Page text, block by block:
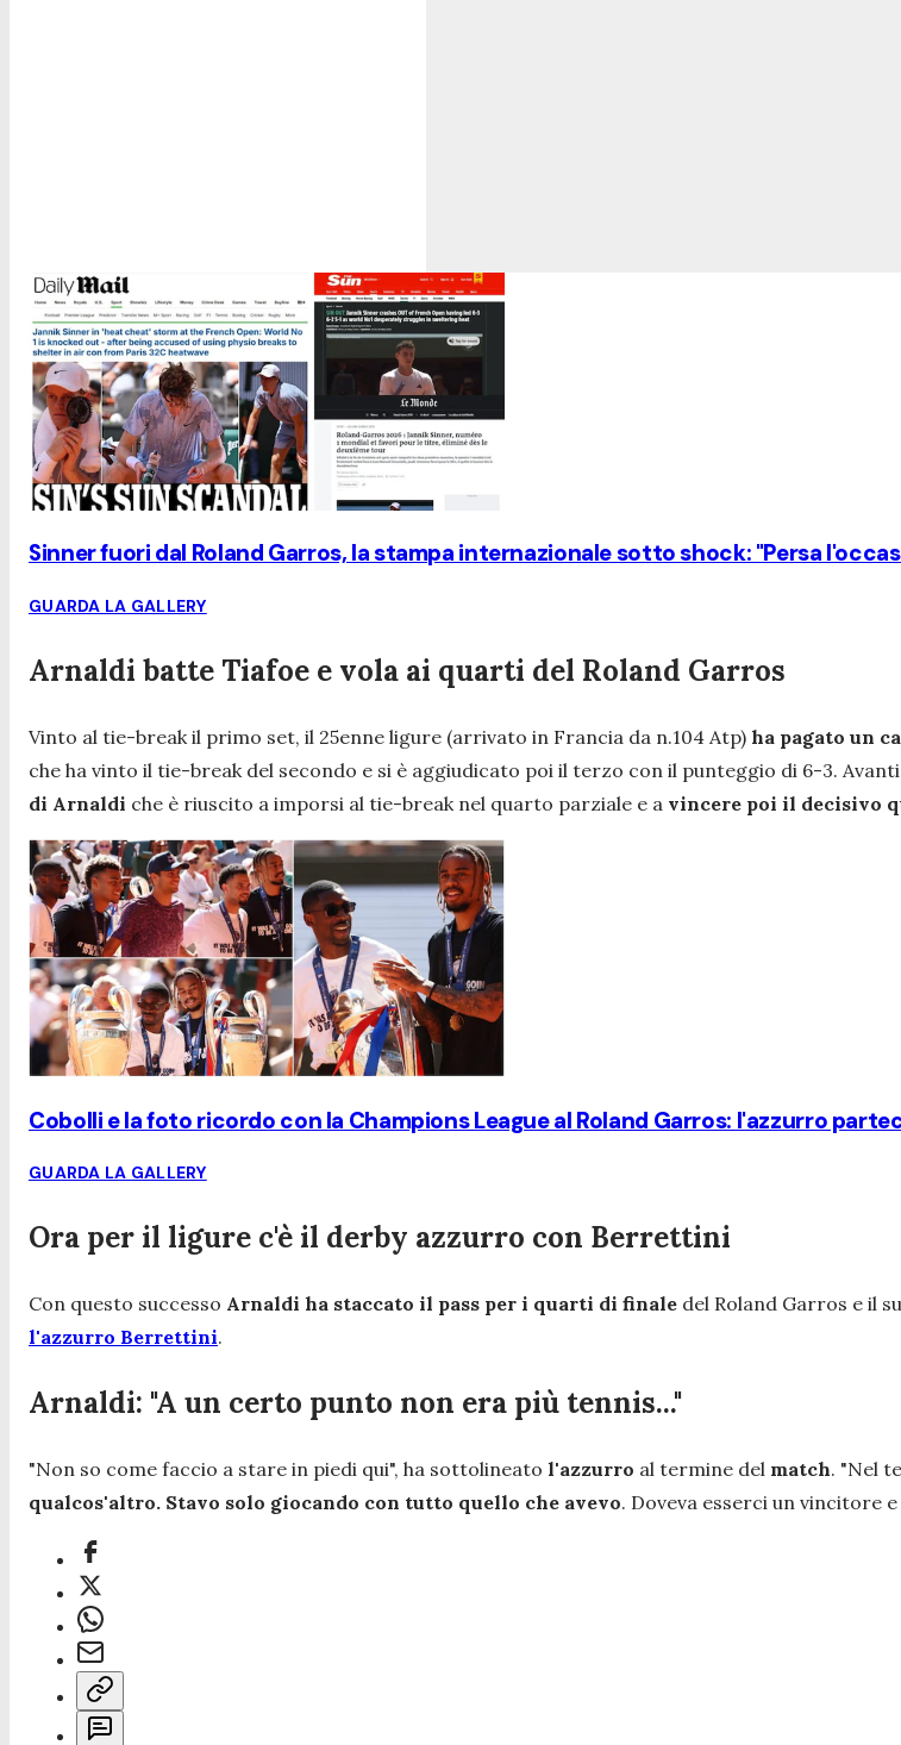
Sinner fuori dal Roland Garros, la stampa internazionale sotto shock: "Persa
GUARDA LA GALLERY
Arnaldi batte Tiafoe e vola ai quarti del Roland Garros
Vinto al tie-break il primo set, il 25enne ligure (arrivato in Francia da n.104 Atp) ha pagato un
che ha vinto il tie-break del secondo e si è aggiudicato poi il terzo con il punteggio di 6-3.
di Arnaldi che è riuscito a imporsi al tie-break nel quarto parziale e a vincere poi il decisivo
Cobolli e la foto ricordo con la Champions League al Roland Garros: l'azzurro
GUARDA LA GALLERY
Ora per il ligure c'è il derby azzurro con Berrettini
Con questo successo Arnaldi ha staccato il pass per i quarti di finale del Roland Garros e il
l'azzurro Berrettini.
Arnaldi: "A un certo punto non era più tennis..."
"Non so come faccio a stare in piedi qui", ha sottolineato l'azzurro al termine del match. "Nel
qualcos'altro. Stavo solo giocando con tutto quello che avevo. Doveva esserci un vincitore